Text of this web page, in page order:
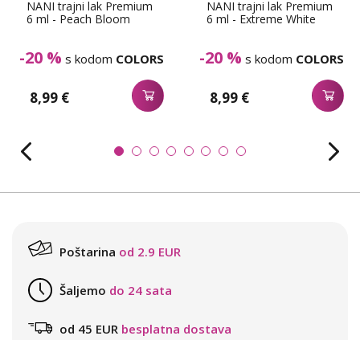
NANI trajni lak Premium
6 ml - Peach Bloom
-20 % s kodom COLORS
8,99 €
NANI trajni lak Premium
6 ml - Extreme White
-20 % s kodom COLORS
8,99 €
Poštarina od 2.9 EUR
Šaljemo do 24 sata
od 45 EUR besplatna dostava